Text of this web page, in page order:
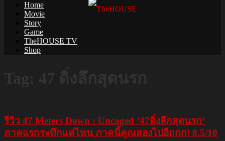
Home
Movie
Story
Game
TheHOUSE TV
Shop
รีวิว 47 Meters Down : Uncaged ’47ดิ่งลึกสุดนรก’
ภาคแรกระทึกแค่ไหน ภาคนี้คูณสองไปอีกกก! 8.5/10